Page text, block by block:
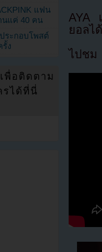
AYA
ยอลไ
ไปชม
แฟน
นแค่ 40 คน
ระกอบโพสต์
ง
พื่อติดตาม
รได้ที่นี่